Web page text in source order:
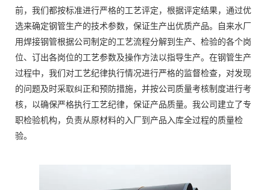
前，我们都按标准进行严格的工艺评定，根据评定结果，通过优
选来确定钢管生产的技术参数，保证生产出优质产品。自来水厂
用焊接钢管根据公司制定的工艺流程分解到生产、检验的各个岗
位、订出各岗位的工艺参数及操作方法以指导生产。在钢管生产
过程中，我们对工艺纪律执行情况进行严格的监督检查，对发现
的问题及时采取纠正和预防措施，并按公司质量考核制度进行考
核，以确保严格执行工艺纪律，保证产品质量。我公司建立了专
职检验机构，负责从原材料的入厂到产品入库全过程的质量检
验。